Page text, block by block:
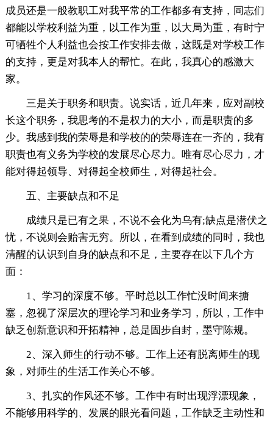
成员还是一般教职工对我平常的工作都多有支持，同志们
都能以学校利益为重，以工作为重，以大局为重，有时宁
可牺牲个人利益也会按工作安排去做，这既是对学校工作
的支持，更是对我本人的帮忙。在此，我真心的感激大
家。
三是关于职务和职责。说实话，近几年来，应对副校
长这个职务，我思考的不是权力的大小，而是职责的多
少。我感到我的荣辱是和学校的的荣辱连在一齐的，我有
职责也有义务为学校的发展尽心尽力。唯有尽心尽力，才
能对得起领导、对得起全校师生，对得起社会。
五、主要缺点和不足
成绩只是已有之果，不说不会化为乌有;缺点是潜伏之
忧，不说则会贻害无穷。所以，在看到成绩的同时，我也
清醒的认识到自身的缺点和不足，主要存在以下几个方
面：
1、学习的深度不够。平时总以工作忙没时间来搪
塞，忽视了深层次的理论学习和业务学习，所以，工作中
缺乏创新意识和开拓精神，总是固步自封，墨守陈规。
2、深入师生的行动不够。工作上还有脱离师生的现
象，对师生的生活工作关心不够。
3、扎实的作风还不够。工作中有时出现浮漂现象，
不能够用科学的、发展的眼光看问题，工作缺乏主动性和